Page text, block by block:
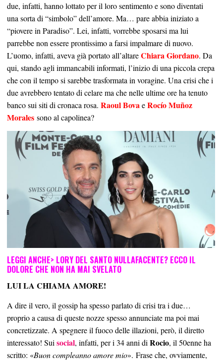
due, infatti, hanno lottato per il loro sentimento e sono diventati
una sorta di “simbolo” dell’amore. Ma… pare abbia iniziato a
“piovere in Paradiso”. Lei, infatti, vorrebbe sposarsi ma lui
parrebbe non essere prontissimo a farsi impalmare di nuovo.
L’uomo, infatti, aveva già portato all’altareChiara Giordano. Da
qui, stando agli immancabili informati, l’inizio di una piccola crepa
che con il tempo si sarebbe trasformata in voragine. Una crisi che i
due avrebbero tentato di celare ma che nelle ultime ore ha tenuto
banco sui siti di cronaca rosa. Raoul BovaeRocío Muñoz
Morales sono al capolinea?
LEGGI ANCHE> LORY DEL SANTO NULLAFACENTE? ECCO IL
DOLORE CHE NON HA MAI SVELATO
LUI LA CHIAMA AMORE!
A dire il vero, il gossip ha spesso parlato di crisi tra i due…
proprio a causa di queste nozze spesso annunciate ma poi mai
concretizzate. A spegnere il fuoco delle illazioni, però, il diretto
interessato! Suisocial, infatti, per i 34 anni diRocio, il 50enne ha
scritto: «Buon compleanno amore mio». Frase che, ovviamente,